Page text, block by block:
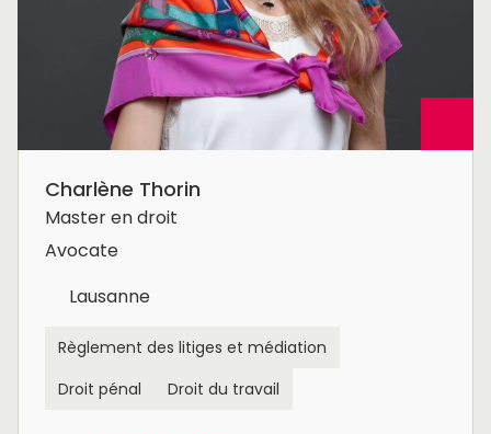
Charlène Thorin
Master en droit
Avocate
Lausanne
Règlement des litiges et médiation
Droit pénal
Droit du travail